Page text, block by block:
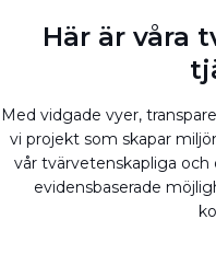
Här är våra
Med vidgade vyer,
vi projekt som skapar
vår tvärvetenskapliga
evidensbaserade